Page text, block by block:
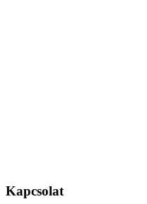
Kapcsolat